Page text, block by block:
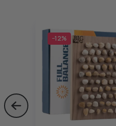
−12%
Skip to previous slide page